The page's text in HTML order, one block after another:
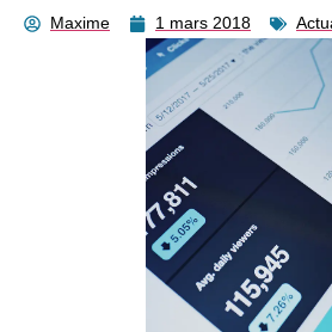
Maxime 1 mars 2018